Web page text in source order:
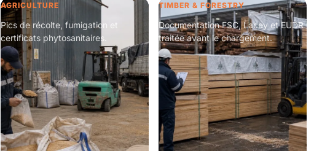
AGRICULTURE
Pics de récolte, fumigation et
certificats phytosanitaires.
TIMBER & FORESTRY
Documentation FSC, Lacey et EUDR
traitée avant le chargement.